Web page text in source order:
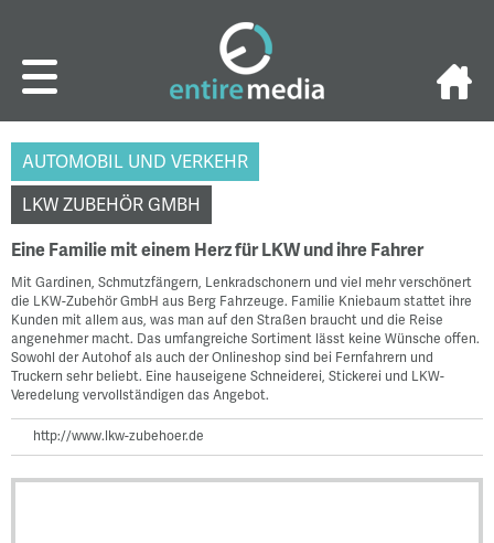
AUTOMOBIL UND VERKEHR
LKW ZUBEHÖR GMBH
Eine Familie mit einem Herz für LKW und ihre Fahrer
Mit Gardinen, Schmutzfängern, Lenkradschonern und viel mehr verschönert
die LKW-Zubehör GmbH aus Berg Fahrzeuge. Familie Kniebaum stattet ihre
Kunden mit allem aus, was man auf den Straßen braucht und die Reise
angenehmer macht. Das umfangreiche Sortiment lässt keine Wünsche offen.
Sowohl der Autohof als auch der Onlineshop sind bei Fernfahrern und
Truckern sehr beliebt. Eine hauseigene Schneiderei, Stickerei und LKW-
Veredelung vervollständigen das Angebot.
http://www.lkw-zubehoer.de